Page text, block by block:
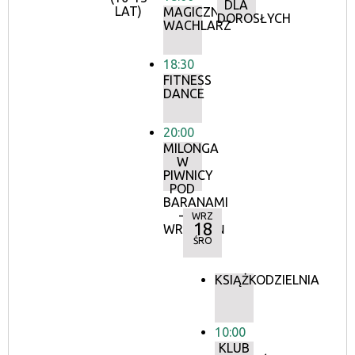
LAT)
MAGICZNY
WACHLARZ
18:30
FITNESS
DANCE
20:00
MILONGA
W
PIWNICY
POD
BARANAMI
–
WRZESIEŃ
DLA
DOROSŁYCH
WRZ
18
ŚRO
KSIĄŻKODZIELNIA
10:00
KLUB